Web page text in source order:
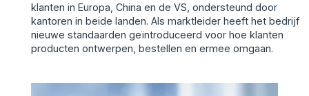
klanten in Europa, China en de VS, ondersteund door
kantoren in beide landen. Als marktleider heeft het bedrijf
nieuwe standaarden geïntroduceerd voor hoe klanten
producten ontwerpen, bestellen en ermee omgaan.